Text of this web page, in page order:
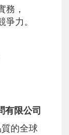
務，
力。
有限公司
的全球